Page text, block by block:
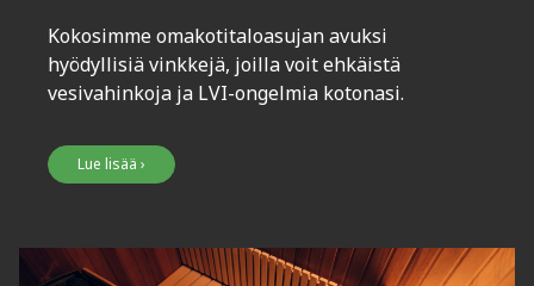
Kokosimme omakotitaloasujan avuksi
hyödyllisiä vinkkejä, joilla voit ehkäistä
vesivahinkoja ja LVI-ongelmia kotonasi.
Lue lisää ›